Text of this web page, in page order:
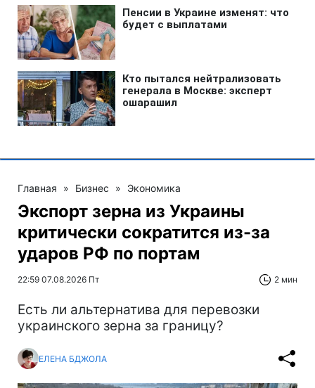
Главная » Бизнес » Экономика
Экспорт зерна из Украины
критически сократится из-за
ударов РФ по портам
22:59 07.08.2026 Пт 2 мин
Есть ли альтернатива для перевозки
украинского зерна за границу?
ЕЛЕНА БДЖОЛА